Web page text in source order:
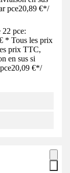
pce20,89 €*/
22 pce:
* Tous les prix
prix TTC,
en sus si
20,09 €*/